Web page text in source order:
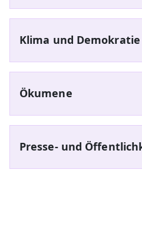
Klima und Demokratie
Ökumene
Presse- und